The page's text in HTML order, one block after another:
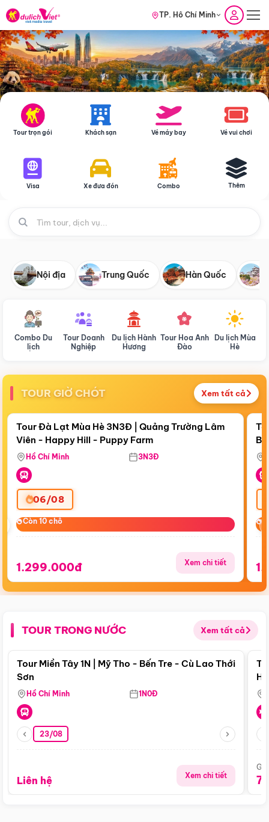
TP. Hồ Chí Minh
Tour trọn gói Khách sạn Vé máy bay Vé vui chơi
Visa Xe đưa đón Combo Thêm
Nội địa Trung Quốc Hàn Quốc
Combo Du
lịch
Tour Doanh
Nghiệp
Du lịch Hành
Hương
Tour Hoa Anh
Đào
Du lịch Mùa
Hè
TOUR GIỜ CHÓT Xem tất cả
Còn19:39:26
Điểm nổi bật
Tour Đà Lạt Mùa Hè 3N3Đ | Quảng Trường Lâm
Viên - Happy Hill - Puppy Farm
Hồ Chí Minh 3N3Đ
06/08
Còn 10 chỗ
Còn 10 chỗ
1.299.000đ Xem chi tiết
TOUR TRONG NƯỚC Xem tất cả
Điểm nổi bật
Tour Miền Tây 1N | Mỹ Tho - Bến Tre - Cù Lao Thới
Sơn
Hồ Chí Minh 1N0Đ
23/08
Liên hệ Xem chi tiết